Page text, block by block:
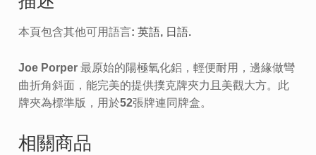
本頁包含其他可用語言: 英語 日語.
Joe Porper 最原始的陽極氧化鋁，輕便耐用，邊緣做彎
曲折角斜面，能完美的提供撲克牌夾力且美觀大方。此
牌夾為標準版，用於52張牌連同牌盒。
相關商品